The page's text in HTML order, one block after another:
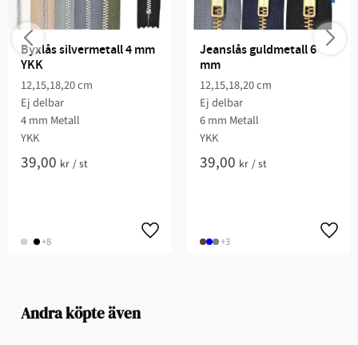
Byxlås silvermetall 4 mm
YKK
12,15,18,20 cm
Ej delbar
4 mm Metall
YKK
39,00 kr /st
+8
Jeanslås guldmetall 6
mm
12,15,18,20 cm
Ej delbar
6 mm Metall
YKK
39,00 kr /st
+3
Andra köpte även